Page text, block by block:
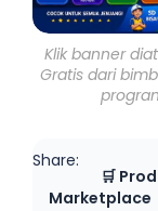
Klik banner
Gratis dari
Share:
🛒
Marketplace